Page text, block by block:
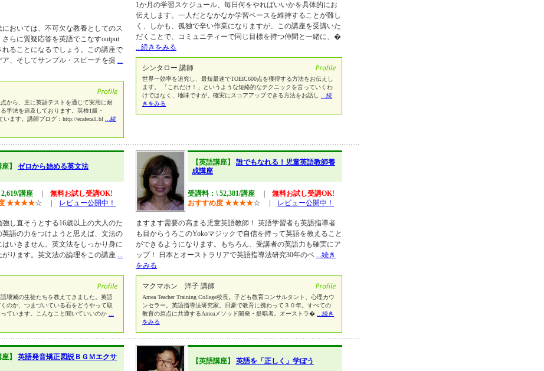
おいては、不可欠な教養としてのス
らに質疑応答を英語でこなすoutput
ることになるでしょう。この講座で
、そしてサンプル・スピーチを提 ...
から、主に英語テストを通じて実用に耐
手法を追及しております。英検1級・
ます。講師ブログ：http://ecafecall.bl
...続
1か月の学習スケジュール、毎日何をやればいいかを具体的にお
伝えします。一人だとなかなか学習ペースを維持することが難し
く、しかも、孤独で辛い作業になりますが、この講座を受講いた
だくことで、コミュニティーで同じ目標を持つ仲間と一緒に、�
...続きをみる
シンタロー 講師
世界一効率を追究し、最短最速でTOEIC600点を獲得する方法をお伝えし
ます。 「これだけ！」というような短絡的なテクニックを言っていくわ
けではなく、地味ですが、確実にスコアアップできる方法をお話し
...続
きをみる
座】 ゼロから始める英文法
講座
無料お試し受講OK!
★★★★☆ レビュー公開中！
し直そうとする16歳以上の大人のた
語の力をつけようと思えば、文法の
いきません。英文法をしっかり身に
ります。英文法の論理をこの講座 ...
壊滅の生徒たちを教えてきました。英語
のか、つまづいている石をどうやって取
ています。こんなこと聞いていいのか
【英語講座】 誰でもなれる！児童英語教師養
成講座
受講料：\ 52,381/講座
無料お試し受講OK!
おすすめ度 ★★★★☆ レビュー公開中！
ますます需要の高まる児童英語教師！ 英語学習者も英語指導者
も目からうろこのYokoマジックで自信を持って英語を教えること
ができるようになります。もちろん、受講者の英語力も確実にア
ップ！ 日本とオーストラリアで英語指導法研究30年のベ ...続き
をみる
マクマホン 洋子 講師
Amea Teacher Training College校長。子ども教育コンサルタント、心理カウ
ンセラー。英語指導法研究家。日豪で教育に携わって３０年。すべての
教育の原点に共通するAmeaメソッド開発・提唱者。オーストラ�
...続き
をみる
座】 英語発音矯正図説ＢＧＭエクサ
【英語講座】 英語を「正しく」学ぼう